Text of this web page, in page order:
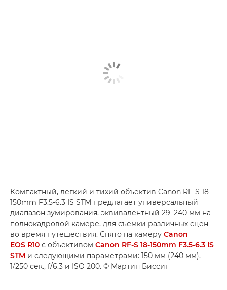
Компактный, легкий и тихий объектив Canon RF-S 18-
150mm F3.5-6.3 IS STM предлагает универсальный
диапазон зумирования, эквивалентный 29–240 мм на
полнокадровой камере, для съемки различных сцен
во время путешествия. Снято на камеру Canon
EOS R10 с объективом Canon RF-S 18-150mm F3.5-6.3 IS
STM и следующими параметрами: 150 мм (240 мм),
1/250 сек., f/6.3 и ISO 200. © Мартин Биссиг